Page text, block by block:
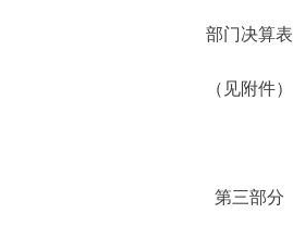
部门决算表
（见附件）
第三部分